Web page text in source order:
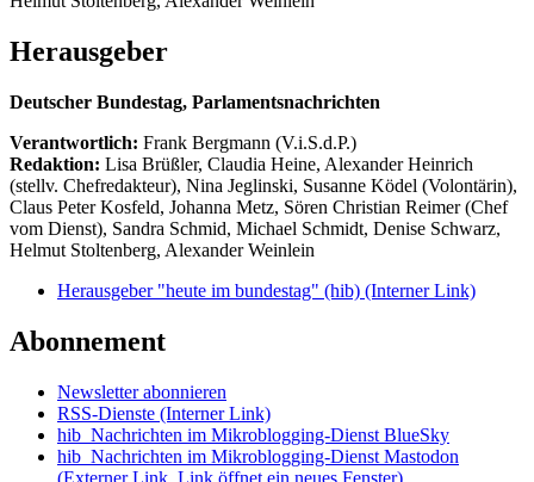
Herausgeber
Deutscher Bundestag, Parlamentsnachrichten
Verantwortlich: Frank Bergmann (V.i.S.d.P.)
Redaktion: Lisa Brüßler, Claudia Heine, Alexander Heinrich
(stellv. Chefredakteur), Nina Jeglinski, Susanne Ködel (Volontärin),
Claus Peter Kosfeld, Johanna Metz, Sören Christian Reimer (Chef
vom Dienst), Sandra Schmid, Michael Schmidt, Denise Schwarz,
Helmut Stoltenberg, Alexander Weinlein
Herausgeber "heute im bundestag" (hib) (Interner Link)
Abonnement
Newsletter abonnieren
RSS-Dienste (Interner Link)
hib_Nachrichten im Mikroblogging-Dienst BlueSky
hib_Nachrichten im Mikroblogging-Dienst Mastodon
(Externer Link, Link öffnet ein neues Fenster)